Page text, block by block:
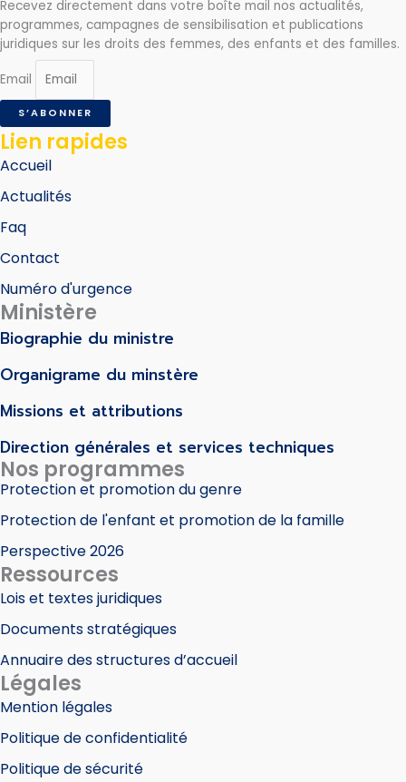
Recevez directement dans votre boîte mail nos actualités,
programmes, campagnes de sensibilisation et publications
juridiques sur les droits des femmes, des enfants et des familles.
Email
S’ABONNER
Lien rapides
Accueil
Actualités
Faq
Contact
Numéro d'urgence
Ministère
Biographie du ministre
Organigrame du minstère
Missions et attributions
Direction générales et services techniques
Nos programmes
Protection et promotion du genre
Protection de l'enfant et promotion de la famille
Perspective 2026
Ressources
Lois et textes juridiques
Documents stratégiques
Annuaire des structures d’accueil
Légales
Mention légales
Politique de confidentialité
Politique de sécurité